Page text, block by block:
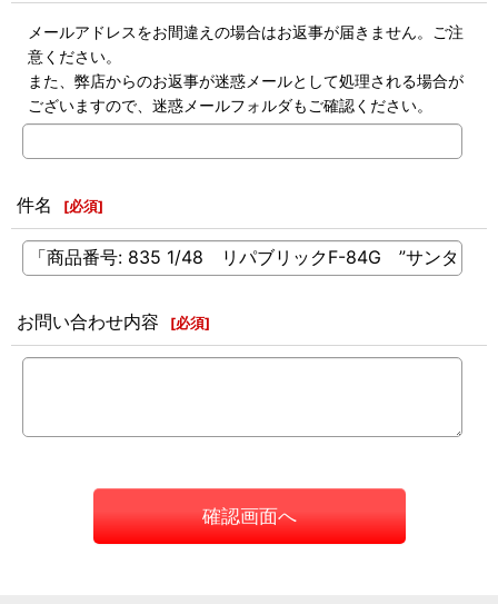
メールアドレスをお間違えの場合はお返事が届きません。ご注
意ください。
また、弊店からのお返事が迷惑メールとして処理される場合が
ございますので、迷惑メールフォルダもご確認ください。
件名 [必須]
お問い合わせ内容 [必須]
確認画面へ